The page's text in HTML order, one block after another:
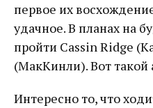
первое их
удачное. В планах на
пройти Cassin Ridge
(МакКинли). Вот такой
Интересно то, что